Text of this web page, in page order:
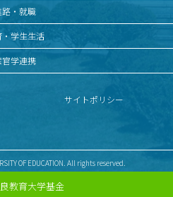
教育大学基金
路・就職
・学生生活
官学連携
サイトポリシー
OF EDUCATION. All rights reserved.